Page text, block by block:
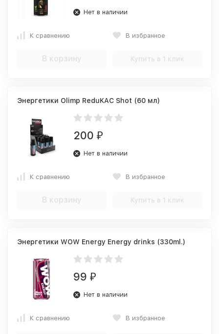
Нет в наличии
К сравнению В избранное
В корзину Купить в 1 клик
Энергетики Olimp ReduKAC Shot (60 мл)
200 ₽
Нет в наличии
К сравнению В избранное
В корзину Купить в 1 клик
Энергетики WOW Energy Energy drinks (330ml.)
99 ₽
Нет в наличии
К сравнению В избранное